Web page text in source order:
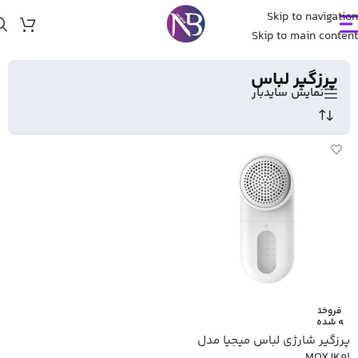
Skip to navigation
Skip to main content
خانه/گجت/پرزگیر لباس
پرزگیر لباس
نمایش سایدبار
فروخت
ه شده
پرزگیر شارژی لباس میجیا مدل